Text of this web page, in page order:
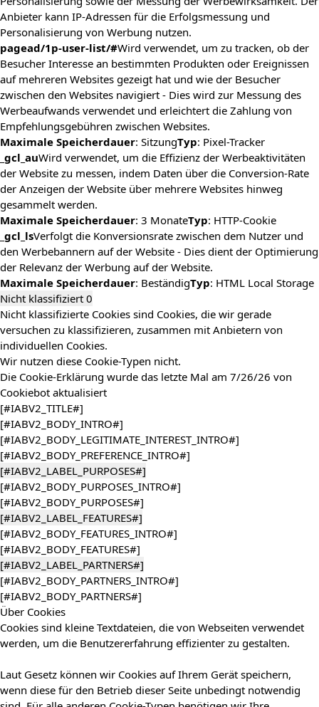
Anbieter kann IP-Adressen für die Erfolgsmessung und
Personalisierung von Werbung nutzen.
pagead/1p-user-list/#Wird verwendet, um zu tracken, ob der
Besucher Interesse an bestimmten Produkten oder Ereignissen
auf mehreren Websites gezeigt hat und wie der Besucher
zwischen den Websites navigiert - Dies wird zur Messung des
Werbeaufwands verwendet und erleichtert die Zahlung von
Empfehlungsgebühren zwischen Websites.
Maximale Speicherdauer: SitzungTyp: Pixel-Tracker
_gcl_auWird verwendet, um die Effizienz der Werbeaktivitäten
der Website zu messen, indem Daten über die Conversion-Rate
der Anzeigen der Website über mehrere Websites hinweg
gesammelt werden.
Maximale Speicherdauer: 3 MonateTyp: HTTP-Cookie
_gcl_lsVerfolgt die Konversionsrate zwischen dem Nutzer und
den Werbebannern auf der Website - Dies dient der Optimierung
der Relevanz der Werbung auf der Website.
Maximale Speicherdauer: BeständigTyp: HTML Local Storage
Nicht klassifiziert 0
Nicht klassifizierte Cookies sind Cookies, die wir gerade
versuchen zu klassifizieren, zusammen mit Anbietern von
individuellen Cookies.
Wir nutzen diese Cookie-Typen nicht.
Die Cookie-Erklärung wurde das letzte Mal am 7/26/26 von
Cookiebot aktualisiert
[#IABV2_TITLE#]
[#IABV2_BODY_INTRO#]
[#IABV2_BODY_LEGITIMATE_INTEREST_INTRO#]
[#IABV2_BODY_PREFERENCE_INTRO#]
[#IABV2_LABEL_PURPOSES#]
[#IABV2_BODY_PURPOSES_INTRO#]
[#IABV2_BODY_PURPOSES#]
[#IABV2_LABEL_FEATURES#]
[#IABV2_BODY_FEATURES_INTRO#]
[#IABV2_BODY_FEATURES#]
[#IABV2_LABEL_PARTNERS#]
[#IABV2_BODY_PARTNERS_INTRO#]
[#IABV2_BODY_PARTNERS#]
Über Cookies
Cookies sind kleine Textdateien, die von Webseiten verwendet
werden, um die Benutzererfahrung effizienter zu gestalten.
Laut Gesetz können wir Cookies auf Ihrem Gerät speichern,
wenn diese für den Betrieb dieser Seite unbedingt notwendig